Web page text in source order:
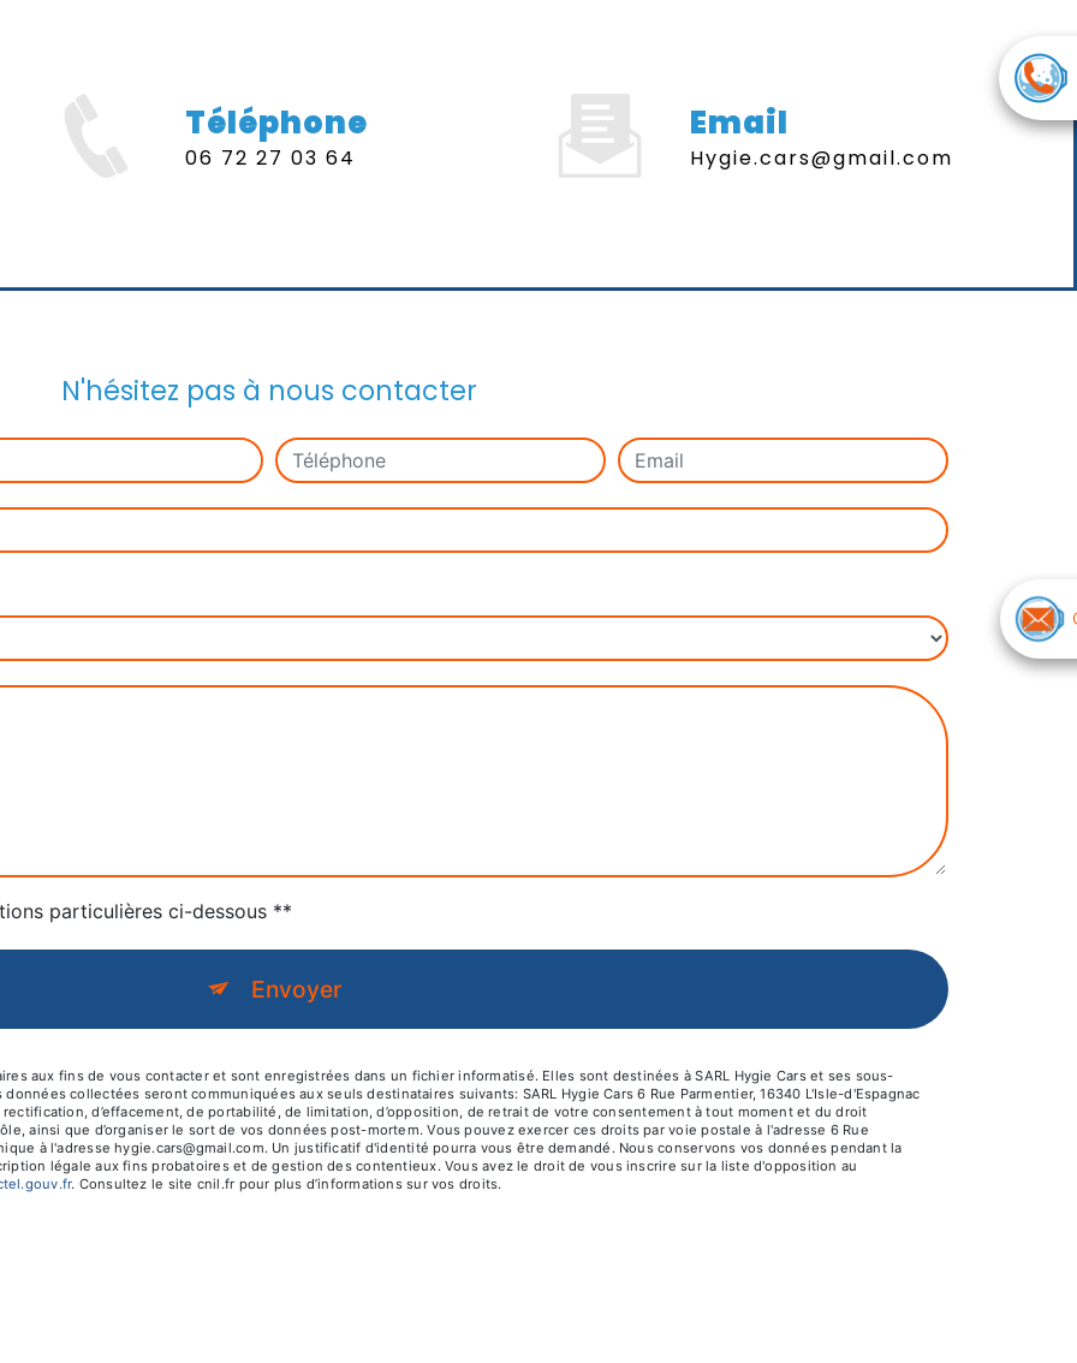
Téléphone
06 72 27 03 64
Email
hygie.cars@gmail.com
N'hésitez pas à nous contacter
particulières ci-dessous **
Envoyer
aux fins de vous contacter et sont enregistrées dans un fichier informatisé. Elles sont destinées à SARL Hygie Cars et ses sous-
collectées seront communiquées aux seuls destinataires suivants: SARL Hygie Cars 6 Rue Parmentier, 16340 L'Isle-d'Espagnac
rectification, d’effacement, de portabilité, de limitation, d’opposition, de retrait de votre consentement à tout moment et du droit
ainsi que d’organiser le sort de vos données post-mortem. Vous pouvez exercer ces droits par voie postale à l'adresse 6 Rue
à l'adresse hygie.cars@gmail.com. Un justificatif d'identité pourra vous être demandé. Nous conservons vos données pendant la
légale aux fins probatoires et de gestion des contentieux. Vous avez le droit de vous inscrire sur la liste d'opposition au
. Consultez le site cnil.fr pour plus d’informations sur vos droits.